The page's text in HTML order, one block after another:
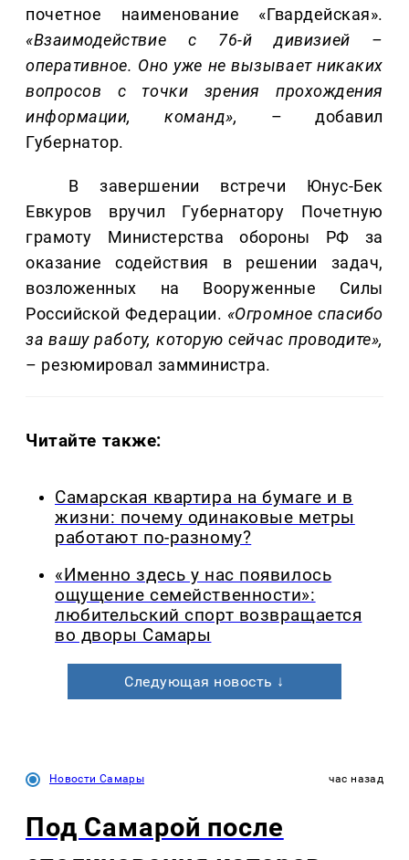
почетное наименование «Гвардейская».
«Взаимодействие с 76-й дивизией –
оперативное. Оно уже не вызывает никаких
вопросов с точки зрения прохождения
информации, команд»,
– добавил
Губернатор.
В завершении встречи Юнус-Бек
Евкуров вручил Губернатору Почетную
грамоту Министерства обороны РФ за
оказание содействия в решении задач,
возложенных на Вооруженные Силы
Российской Федерации. «Огромное спасибо
за вашу работу, которую сейчас проводите»,
– резюмировал замминистра.
Читайте также:
Самарская квартира на бумаге и в
жизни: почему одинаковые метры
работают по-разному?
«Именно здесь у нас появилось
ощущение семейственности»:
любительский спорт возвращается
во дворы Самары
Следующая новость ↓
Новости Самары час назад
Под Самарой после